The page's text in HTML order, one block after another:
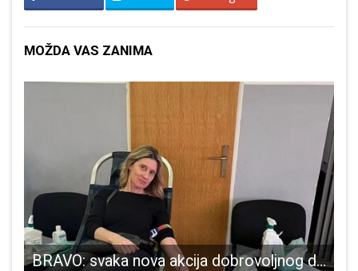
MOŽDA VAS ZANIMA
BRAVO: svaka nova akcija dobrovoljnog darivanja krvi u Gospiću je rekordna